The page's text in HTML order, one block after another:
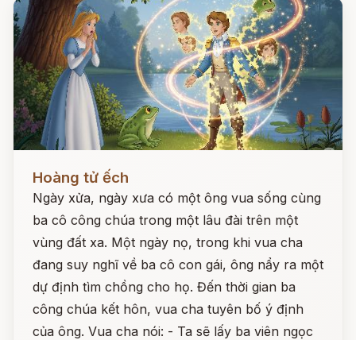
Hoàng tử ếch
Ngày xửa, ngày xưa có một ông vua sống cùng
ba cô công chúa trong một lâu đài trên một
vùng đất xa. Một ngày nọ, trong khi vua cha
đang suy nghĩ về ba cô con gái, ông nẩy ra một
dự định tìm chồng cho họ. Đến thời gian ba
công chúa kết hôn, vua cha tuyên bố ý định
của ông. Vua cha nói: - Ta sẽ lấy ba viên ngọc